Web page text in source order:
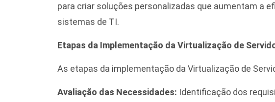
para criar soluções personalizadas que aumentam a
sistemas de TI.
Etapas da Implementação da Virtualização de
As etapas da implementação da Virtualização de
Avaliação das Necessidades: Identificação dos